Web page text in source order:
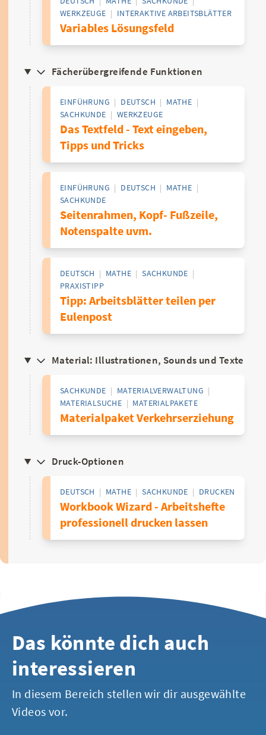
WERKZEUGE | INTERAKTIVE ARBEITSBLÄTTER
Variables Lösungsfeld
Fächerübergreifende Funktionen
EINFÜHRUNG | DEUTSCH | MATHE |
SACHKUNDE | WERKZEUGE
Das Textfeld - Text eingeben,
Tipps und Tricks
EINFÜHRUNG | DEUTSCH | MATHE |
SACHKUNDE
Seitenrahmen, Kopf- Fußzeile,
Notenspalte uvm.
DEUTSCH | MATHE | SACHKUNDE |
PRAXISTIPP
Tipp: Arbeitsblätter teilen per
Eulenpost
Material: Illustrationen, Sounds und Texte
SACHKUNDE | MATERIALVERWALTUNG |
MATERIALSUCHE | MATERIALPAKETE
Materialpaket Verkehrserziehung
Druck-Optionen
DEUTSCH | MATHE | SACHKUNDE | DRUCKEN
Workbook Wizard - Arbeitshefte
professionell drucken lassen
Das könnte dich auch
interessieren
In diesem Bereich stellen wir dir ausgewählte
Videos vor.